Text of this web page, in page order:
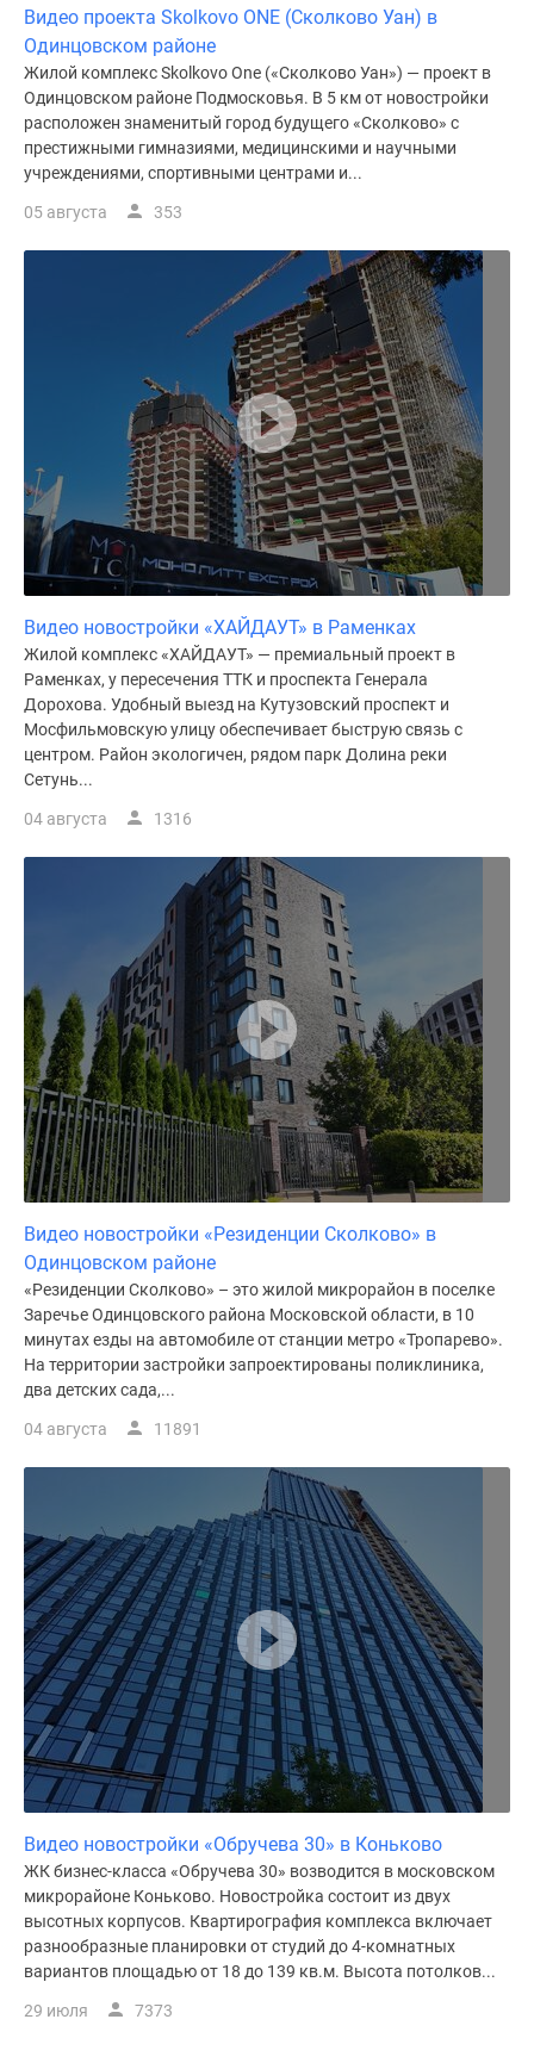
Видео проекта Skolkovo ONE (Сколково Уан) в
Одинцовском районе
Жилой комплекс Skolkovo One («Сколково Уан») ― проект в
Одинцовском районе Подмосковья. В 5 км от новостройки
расположен знаменитый город будущего «Сколково» с
престижными гимназиями, медицинскими и научными
учреждениями, спортивными центрами и...
05 августа 353
Видео новостройки «ХАЙДАУТ» в Раменках
Жилой комплекс «ХАЙДАУТ» — премиальный проект в
Раменках, у пересечения ТТК и проспекта Генерала
Дорохова. Удобный выезд на Кутузовский проспект и
Мосфильмовскую улицу обеспечивает быструю связь с
центром. Район экологичен, рядом парк Долина реки
Сетунь...
04 августа 1316
Видео новостройки «Резиденции Сколково» в
Одинцовском районе
«Резиденции Сколково» – это жилой микрорайон в поселке
Заречье Одинцовского района Московской области, в 10
минутах езды на автомобиле от станции метро «Тропарево».
На территории застройки запроектированы поликлиника,
два детских сада,...
04 августа 11891
Видео новостройки «Обручева 30» в Коньково
ЖК бизнес-класса «Обручева 30» возводится в московском
микрорайоне Коньково. Новостройка состоит из двух
высотных корпусов. Квартирография комплекса включает
разнообразные планировки от студий до 4-комнатных
вариантов площадью от 18 до 139 кв.м. Высота потолков...
29 июля 7373